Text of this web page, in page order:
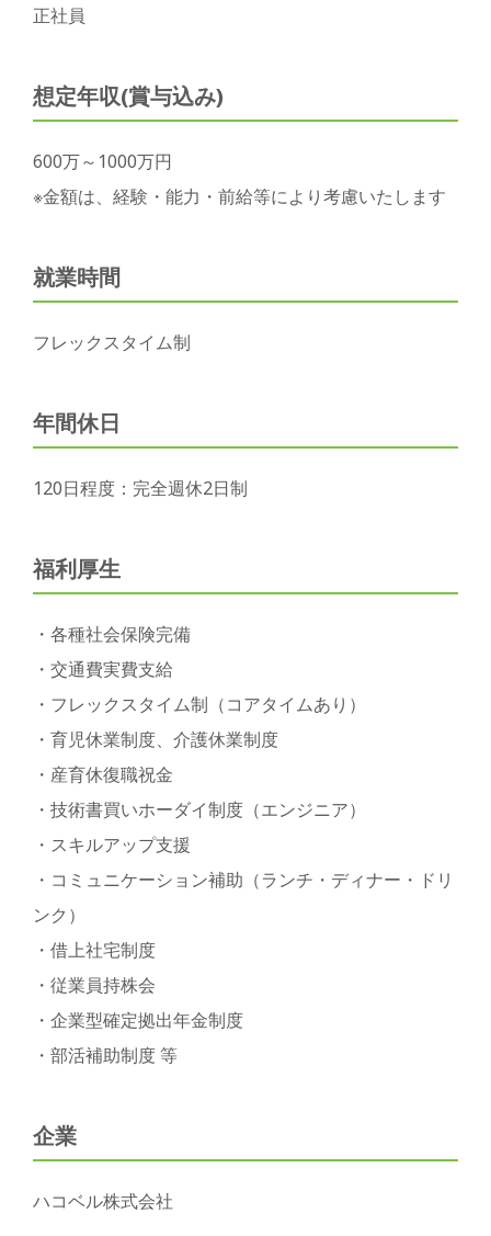
正社員
想定年収(賞与込み)
600万～1000万円
※金額は、経験・能力・前給等により考慮いたします
就業時間
フレックスタイム制
年間休日
120日程度：完全週休2日制
福利厚生
・各種社会保険完備
・交通費実費支給
・フレックスタイム制（コアタイムあり）
・育児休業制度、介護休業制度
・産育休復職祝金
・技術書買いホーダイ制度（エンジニア）
・スキルアップ支援
・コミュニケーション補助（ランチ・ディナー・ドリ
ンク）
・借上社宅制度
・従業員持株会
・企業型確定拠出年金制度
・部活補助制度 等
企業
ハコベル株式会社